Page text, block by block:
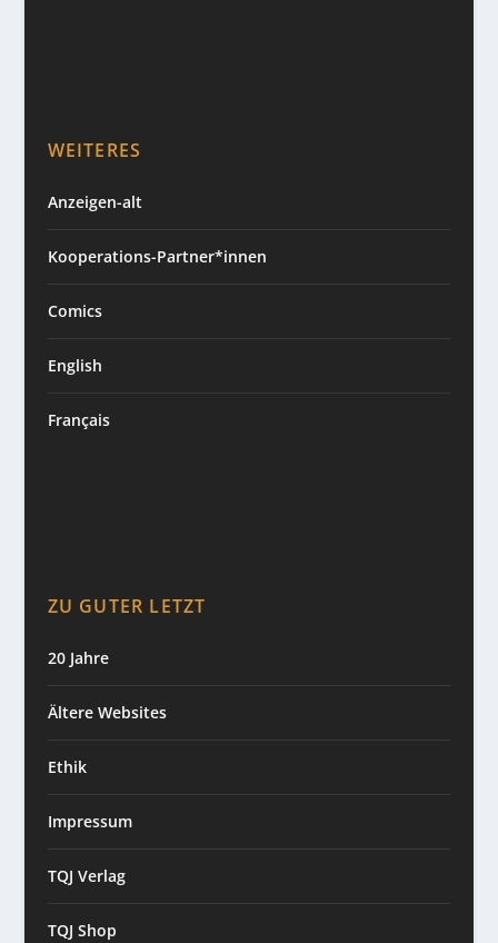
WEITERES
Anzeigen-alt
Kooperations-Partner*innen
Comics
English
Français
ZU GUTER LETZT
20 Jahre
Ältere Websites
Ethik
Impressum
TQJ Verlag
TQJ Shop